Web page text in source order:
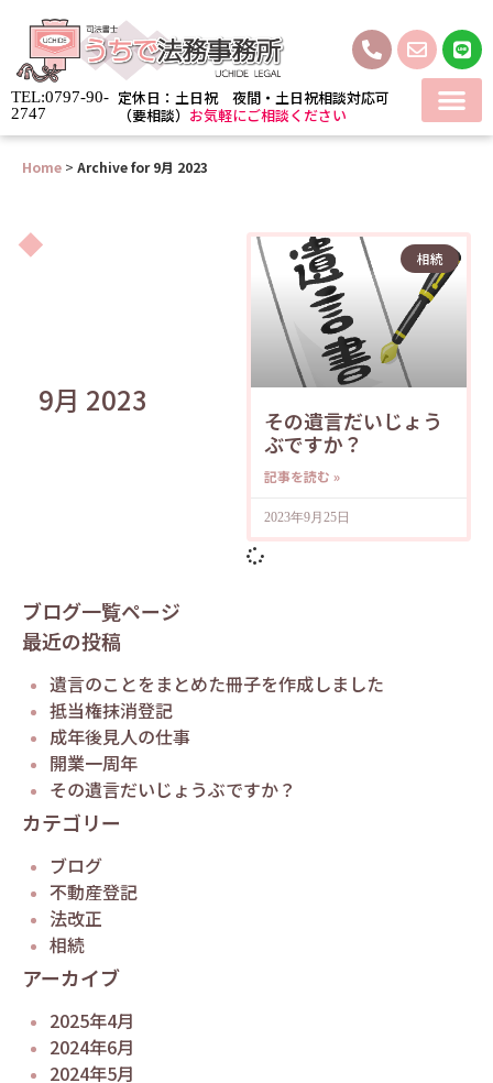
TEL:0797-90-
2747
定休日：土日祝 夜間・土日祝相談対応可
（要相談） お気軽にご相談ください
Home > Archive for 9月 2023
9月 2023
相続
その遺言だいじょう
ぶですか？
記事を読む »
2023年9月25日
ブログ一覧ページ
最近の投稿
遺言のことをまとめた冊子を作成しました
抵当権抹消登記
成年後見人の仕事
開業一周年
その遺言だいじょうぶですか？
カテゴリー
ブログ
不動産登記
法改正
相続
アーカイブ
2025年4月
2024年6月
2024年5月